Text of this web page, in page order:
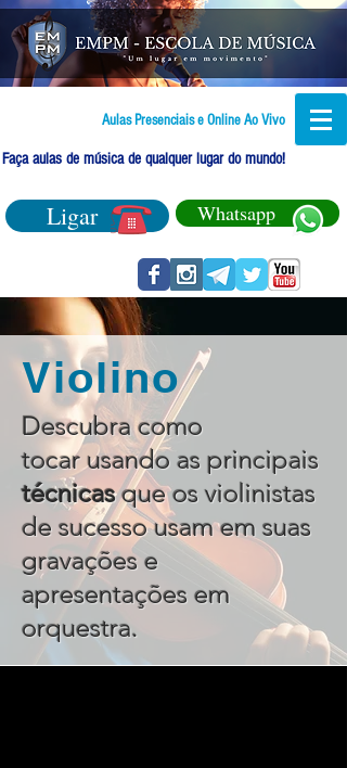
Aulas Presenciais e Online Ao Vivo
Faça aulas de música de qualquer lugar do mundo!
Ligar Whatsapp
Violino
Descubra como
tocar usando as principais
técnicasque os violinistas
de sucesso usam em suas
gravações e
apresentações em
orquestra.